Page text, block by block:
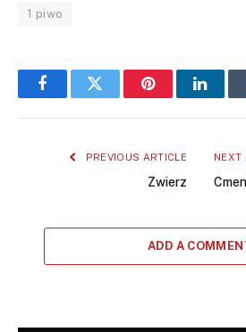
1 piwo
FacebookTwitter Pinterest
PREVIOUS ARTICLE
Zwierz
NEXT
ADD A